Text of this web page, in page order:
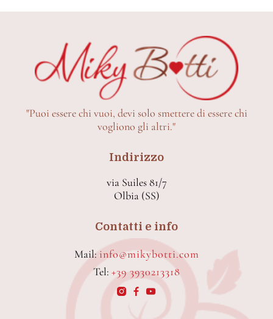
"Puoi essere chi vuoi, devi solo smettere di essere chi
vogliono gli altri."
Indirizzo
via Suiles 81/7
Olbia (SS)
Contatti e info
Mail: info@mikybotti.com
Tel: +39 3930213318